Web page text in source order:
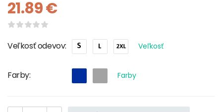
21.89€
Veľkosť odevov Veľkosť
Farby Farby